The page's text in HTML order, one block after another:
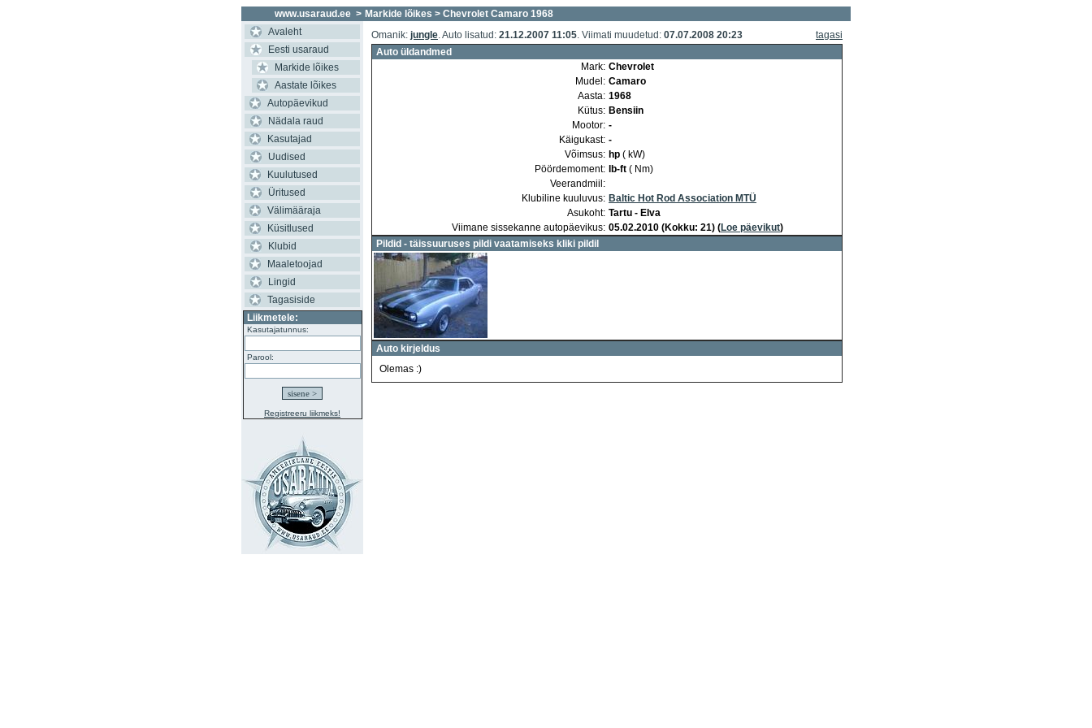
www.usaraud.ee >
Avaleht
Eesti usaraud
Markide lõikes
Aastate lõikes
Autopäevikud
Nädala raud
Kasutajad
Uudised
Kuulutused
Üritused
Välimääraja
Küsitlused
Klubid
Maaletoojad
Lingid
Tagasiside
Liikmetele:
Kasutajatunnus:
Parool:
Registreeru liikmeks!
Markide lõikes > Chevrolet Camaro 1968
Omanik: jungle. Auto lisatud: 21.12.2007 11:05. Viimati muudetud: 07.07.2008 20:23
tagasi
Auto üldandmed
Mark: Chevrolet
Mudel: Camaro
Aasta: 1968
Kütus: Bensiin
Mootor: -
Käigukast: -
Võimsus: hp ( kW)
Pöördemoment:
lb-ft ( Nm)
Veerandmiil:
Klubiline kuuluvus: Baltic Hot Rod Association MTÜ
Asukoht: Tartu - Elva
Viimane sissekanne autopäevikus: 05.02.2010 (Kokku: 21) (Loe päevikut)
Pildid - täissuuruses pildi vaatamiseks kliki pildil
Auto kirjeldus
Olemas :)